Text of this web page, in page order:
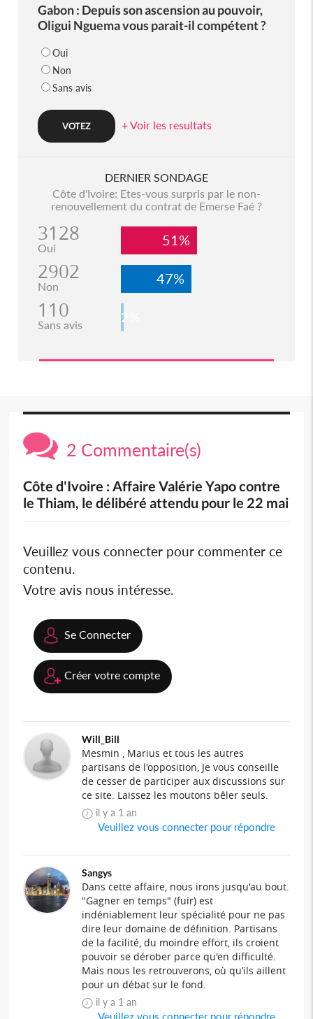
Gabon : Depuis son ascension au pouvoir,
Oligui Nguema vous parait-il compétent ?
Oui
Non
Sans avis
+ Voir les resultats
DERNIER SONDAGE
Côte d'Ivoire: Etes-vous surpris par le non-
renouvellement du contrat de Emerse Faé ?
3128
Oui 51%
2902
Non 47%
110
Sans avis 2%
2 Commentaire(s)
Côte d'Ivoire : Affaire Valérie Yapo contre
le Thiam, le délibéré attendu pour le 22 mai
Veuillez vous connecter pour commenter ce
contenu.
Votre avis nous intéresse.
Se Connecter
Créer votre compte
Will_Bill
Mesmin , Marius et tous les autres
partisans de l'opposition, Je vous conseille
de cesser de participer aux discussions sur
ce site. Laissez les moutons bêler seuls.
il y a 1 an
Veuillez vous connecter pour répondre
Sangys
Dans cette affaire, nous irons jusqu'au bout.
"Gagner en temps" (fuir) est
indéniablement leur spécialité pour ne pas
dire leur domaine de définition. Partisans
de la facilité, du moindre effort, ils croient
pouvoir se dérober parce qu'en difficulté.
Mais nous les retrouverons, où qu’ils aillent
pour un débat sur le fond.
il y a 1 an
Veuillez vous connecter pour répondre